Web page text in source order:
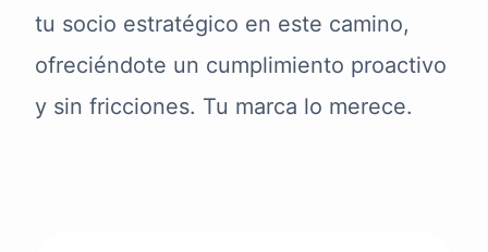
tu socio estratégico en este camino,
ofreciéndote un cumplimiento proactivo
y sin fricciones. Tu marca lo merece.